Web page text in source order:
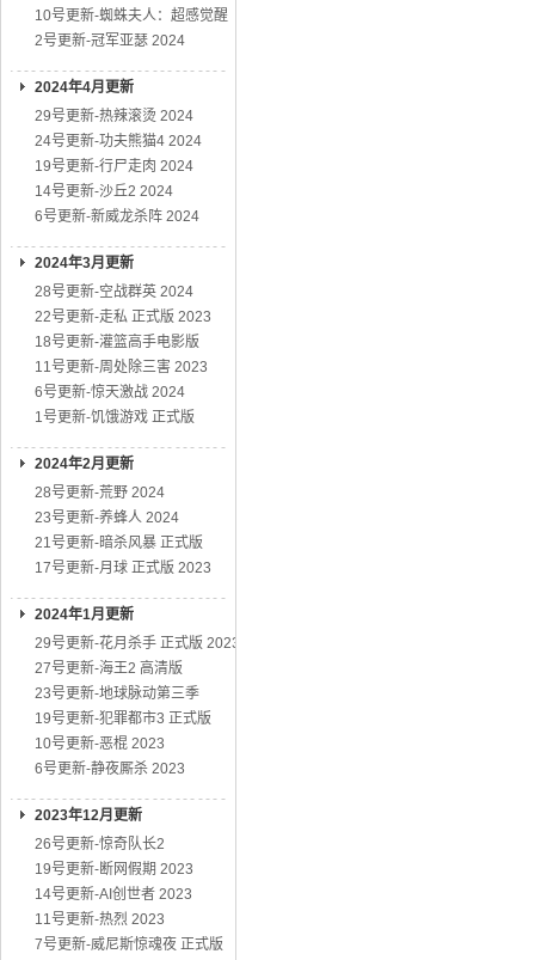
10号更新-蜘蛛夫人：超感觉醒
2号更新-冠军亚瑟 2024
2024年4月更新
29号更新-热辣滚烫 2024
24号更新-功夫熊猫4 2024
19号更新-行尸走肉 2024
14号更新-沙丘2 2024
6号更新-新威龙杀阵 2024
2024年3月更新
28号更新-空战群英 2024
22号更新-走私 正式版 2023
18号更新-灌篮高手电影版
11号更新-周处除三害 2023
6号更新-惊天激战 2024
1号更新-饥饿游戏 正式版
2024年2月更新
28号更新-荒野 2024
23号更新-养蜂人 2024
21号更新-暗杀风暴 正式版
17号更新-月球 正式版 2023
2024年1月更新
29号更新-花月杀手 正式版 2023
27号更新-海王2 高清版
23号更新-地球脉动第三季
19号更新-犯罪都市3 正式版
10号更新-恶棍 2023
6号更新-静夜厮杀 2023
2023年12月更新
26号更新-惊奇队长2
19号更新-断网假期 2023
14号更新-AI创世者 2023
11号更新-热烈 2023
7号更新-威尼斯惊魂夜 正式版